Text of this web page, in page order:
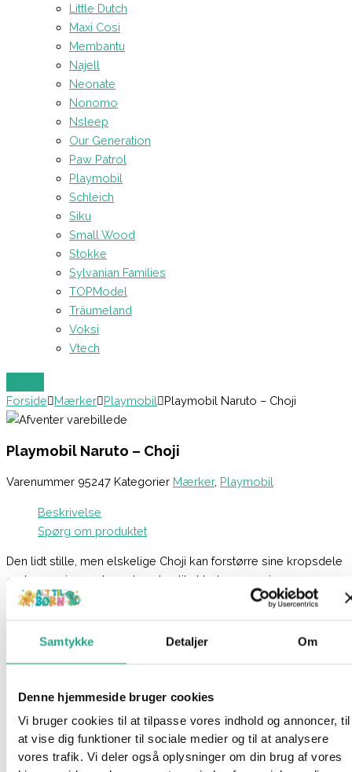
Samtykke Detaljer Om
Denne hjemmeside bruger cookies
Vi bruger cookies til at tilpasse vores indhold og annoncer, til
at vise dig funktioner til sociale medier og til at analysere
vores trafik. Vi deler også oplysninger om din brug af vores
Little Dutch
Maxi Cosi
Membantu
Najell
Neonate
Nonomo
Nsleep
Our Generation
Paw Patrol
Playmobil
Schleich
Siku
Small Wood
Stokke
Sylvanian Families
TOPModel
Träumeland
Voksi
Vtech
Forside Mærker Playmobil Playmobil Naruto – Choji
Playmobil Naruto – Choji
Varenummer 95247 Kategorier Mærker, Playmobil
Beskrivelse
Spørg om produktet
Den lidt stille, men elskelige Choji kan forstørre sine kropsdele
og bruge sin vægt og størrelse til at bekæmpe sine
modstandere. Han elsker at spise og har næsten altid en snack
NARUTO SHIPPUDEN Choji-figuren fra PLAYMOBIL, og oplev
PLAYMOBIL-sættet indeholder NARUTO SHIPPUDEN-figuren
Choji med snack, armmanchetter og hovedskjold samt en